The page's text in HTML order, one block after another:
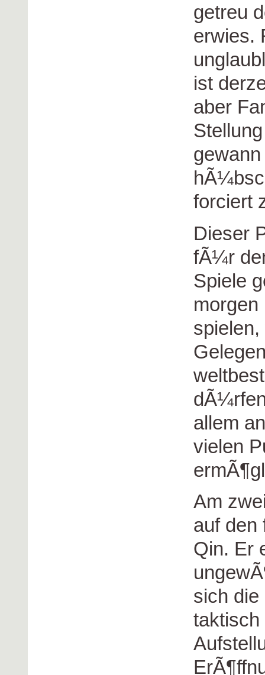
getreu
erwies.
ist
aber
forciert
Dieser
fÃ¼r
Spiele
allem
vielen
Am
auf
Qin. Er
sich
taktisch